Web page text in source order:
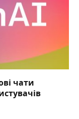
чати